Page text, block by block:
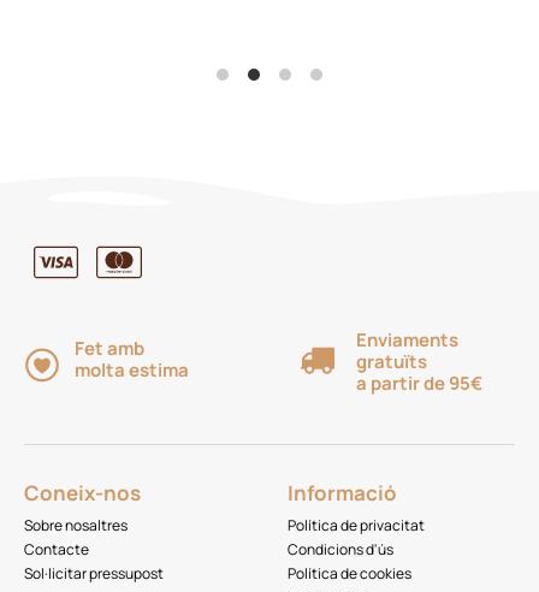
Fet amb
molta estima
Enviaments
gratuïts
a partir de 95€
Coneix-nos
Sobre nosaltres
Contacte
Sol·licitar pressupost
Informació
Política de privacitat
Condicions d'ús
Política de cookies